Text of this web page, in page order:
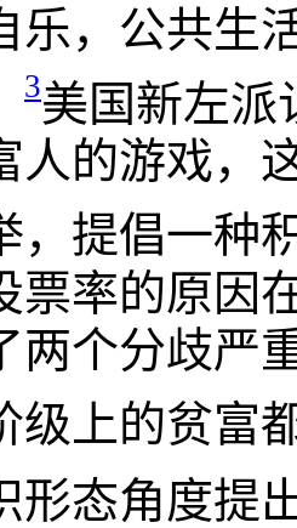
乐，公共生
3美国新左派
人的游戏，
，提倡一种
票率的原因
两个分歧严
级上的贫富
形态角度提